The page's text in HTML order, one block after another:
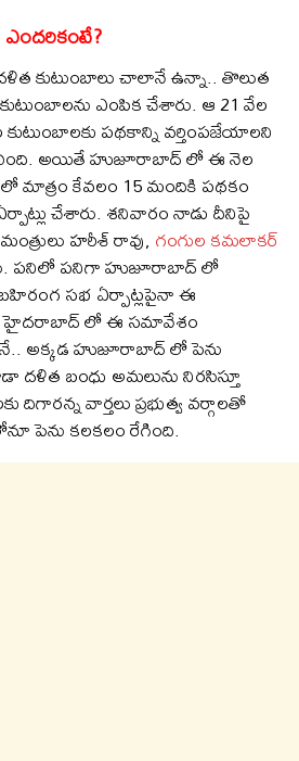
కుటుంబాలు చాలానే ఉన్నా.. తొలుత
ఎంపిక చేశారు. ఆ 21 వేల
కుటుంబాల‌కు ప‌థ‌కాన్ని వ‌ర్తింప‌జేయాల‌ని
అయితే హుజూరాబాద్ లో ఈ నెల
మాత్రం కేవలం 15 మందికి ప‌థకం
చేశారు. శ‌నివారం నాడు దీనిపై
హ‌రీశ్ రావు, గంగుల క‌మ‌లాక‌ర్
ప‌నిలో ప‌నిగా హుజూరాబాద్ లో
స‌భ ఏర్పాట్ల‌పైనా ఈ
హైద‌రాబాద్ లో ఈ స‌మావేశం
అక్క‌డ హుజూరాబాద్ లో పెను
ద‌ళిత బంధు అమ‌లును నిర‌సిస్తూ
దిగార‌న్న వార్త‌లు ప్ర‌భుత్వ వ‌ర్గాల‌తో
పెను క‌ల‌క‌లం రేగింది.